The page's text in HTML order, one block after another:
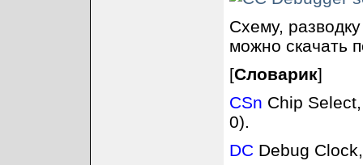
Схему,
можно скачать
[Словарик]
CSn Chip
0).
DC Debug